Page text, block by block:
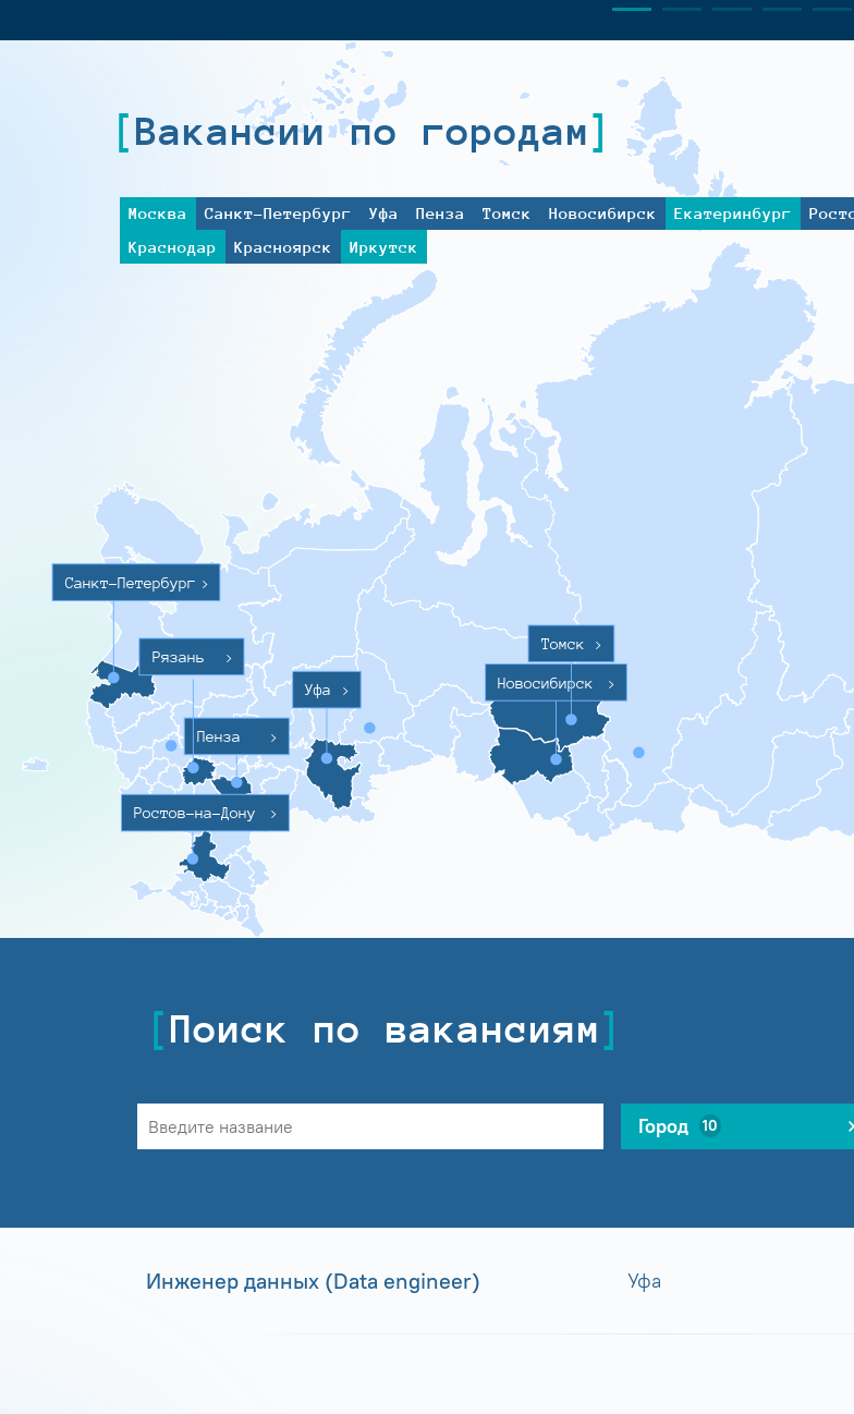
Вакансии по городам
Москва Санкт-Петербург Уфа Пенза Томск Новосибирск Екатеринбург
Краснодар
Красноярск Иркутск
Санкт-Петербург >
Ростов-на-Дону >
Пенза >
Уфа > Новосибирск >
Томск >
Рязань >
Поиск по вакансиям
Город 10
Инженер данных (Data engineer) Уфа